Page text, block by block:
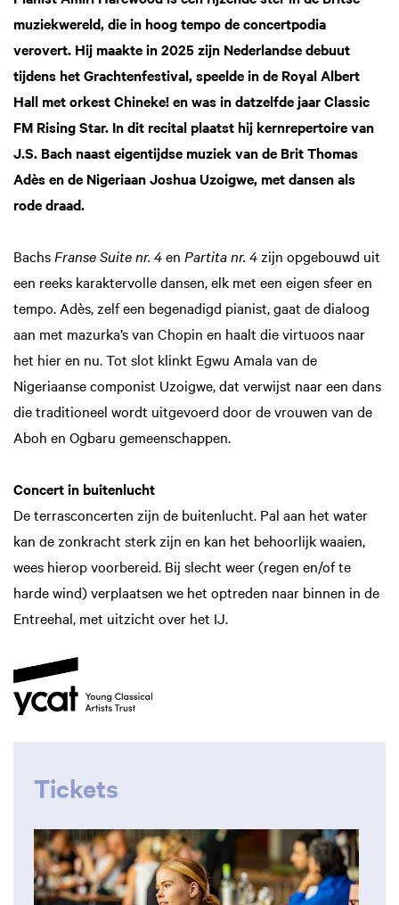
muziekwereld, die in hoog tempo de concertpodia
verovert. Hij maakte in 2025 zijn Nederlandse debuut
tijdens het Grachtenfestival, speelde in de Royal Albert
Hall met orkest Chineke! en was in datzelfde jaar Classic
FM Rising Star. In dit recital plaatst hij kernrepertoire van
J.S. Bach naast eigentijdse muziek van de Brit Thomas
Adès en de Nigeriaan Joshua Uzoigwe, met dansen als
rode draad.
Bachs Franse Suite nr. 4en Partita nr. 4zijn opgebouwd uit
een reeks karaktervolle dansen, elk met een eigen sfeer en
tempo. Adès, zelf een begenadigd pianist, gaat de dialoog
aan met mazurka’s van Chopin en haalt die virtuoos naar
het hier en nu. Tot slot klinkt Egwu Amala van de
Nigeriaanse componist Uzoigwe, dat verwijst naar een dans
die traditioneel wordt uitgevoerd door de vrouwen van de
Aboh en Ogbaru gemeenschappen.
Concert in buitenlucht
De terrasconcerten zijn de buitenlucht. Pal aan het water
kan de zonkracht sterk zijn en kan het behoorlijk waaien,
wees hierop voorbereid. Bij slecht weer (regen en/of te
harde wind) verplaatsen we het optreden naar binnen in de
Entreehal, met uitzicht over het IJ.
Tickets